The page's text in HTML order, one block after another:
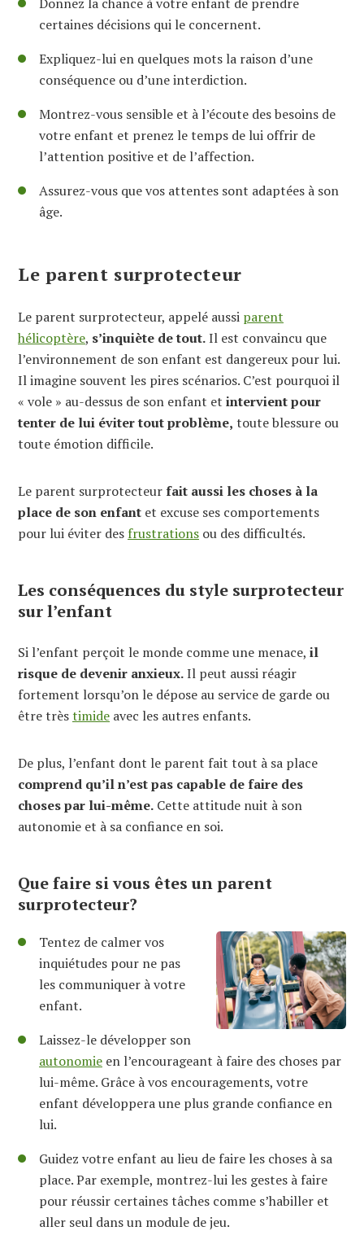
certaines décisions qui le concernent.
Expliquez-lui en quelques mots la raison d’une
conséquence ou d’une interdiction.
Montrez-vous sensible et à l’écoute des besoins de
votre enfant et prenez le temps de lui offrir de
l’attention positive et de l’affection.
Assurez-vous que vos attentes sont adaptées à son
âge.
Le parent surprotecteur
Le parent surprotecteur, appelé aussi parent
hélicoptère, s’inquiète de tout.Il est convaincu que
l’environnement de son enfant est dangereux pour lui.
Il imagine souvent les pires scénarios. C’est pourquoi il
« vole » au-dessus de son enfant et intervient pour
tenter de lui éviter tout problème, toute blessure ou
toute émotion difficile.
Le parent surprotecteurfait aussi les choses à la
place de son enfant et excuse ses comportements
pour lui éviter des frustrations ou des difficultés.
Les conséquences du style surprotecteur
sur l’enfant
Si l’enfant perçoit le monde comme une menace, il
risque de devenir anxieux.Il peut aussi réagir
fortement lorsqu’on le dépose au service de garde ou
être trèstimide avec les autres enfants.
De plus, l’enfant dont le parent fait tout à sa place
comprend qu’il n’est pas capable de faire des
choses par lui-même. Cette attitude nuit à son
autonomie et à sa confiance en soi.
Que faire si vous êtes un parent
surprotecteur?
Tentez de calmer vos
inquiétudes pour ne pas
les communiquer à votre
enfant.
Laissez-le développer son
autonomie en l’encourageant à faire des choses par
lui-même. Grâce à vos encouragements, votre
enfant développera une plus grande confiance en
lui.
Guidez votre enfant au lieu de faire les choses à sa
place. Par exemple, montrez-lui les gestes à faire
pour réussir certaines tâches comme s’habiller et
aller seul dans un module de jeu.